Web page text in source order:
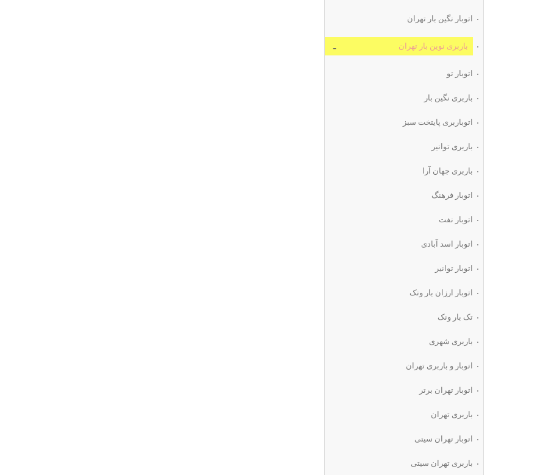
اتوبار نگین بار تهران
باربری نوین بار تهران
اتوبار تو
باربری نگین بار
اتوباربری پایتخت سبز
باربری توانیر
باربری جهان آرا
اتوبار فرهنگ
اتوبار نفت
اتوبار اسد آبادی
اتوبار توانیر
اتوبار ارزان بار ونک
تک بار ونک
باربری شهری
اتوبار و باربری تهران
اتوبار تهران برتر
باربری تهران
اتوبار تهران سیتی
باربری تهران سیتی